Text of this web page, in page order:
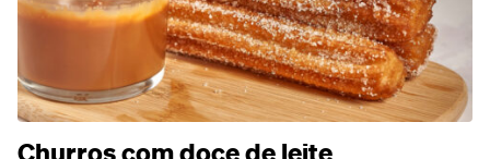
Churros com doce de leite